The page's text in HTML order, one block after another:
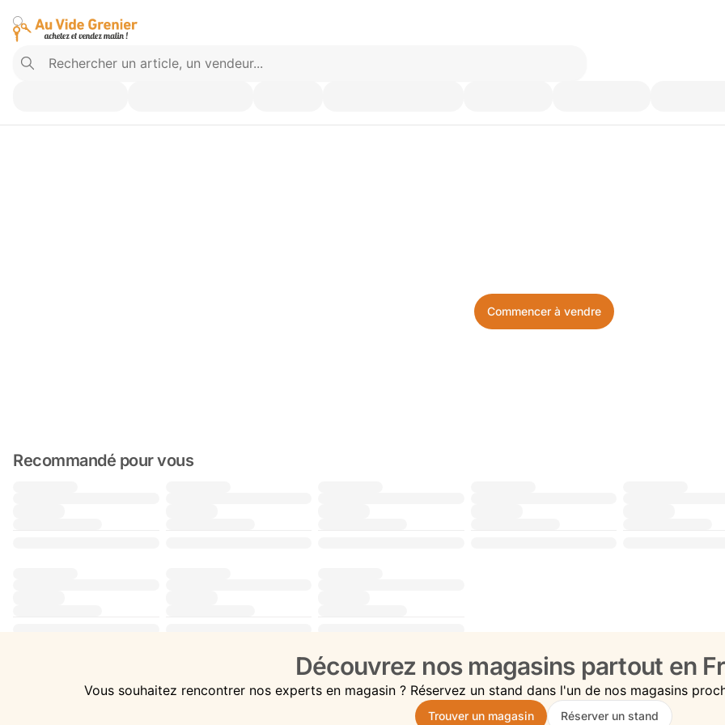
Commencer à vendre
Recommandé pour vous
Découvrez nos magasins partout en
Vous souhaitez rencontrer nos experts en magasin ? Réservez un stand dans l'un de nos magasins
Trouver un magasin Réserver un stand